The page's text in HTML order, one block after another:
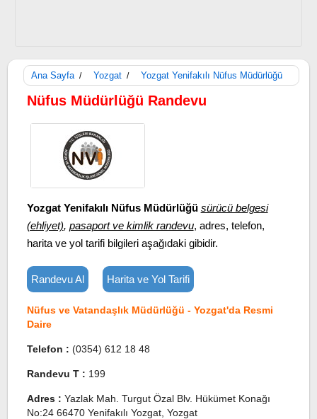
Ana Sayfa / Yozgat / Yozgat Yenifakılı Nüfus Müdürlüğü
Nüfus Müdürlüğü Randevu
Yozgat Yenifakılı Nüfus Müdürlüğü sürücü belgesi
(ehliyet), pasaport ve kimlik randevu, adres, telefon,
harita ve yol tarifi bilgileri aşağıdaki gibidir.
Randevu Al Harita ve Yol Tarifi
Nüfus ve Vatandaşlık Müdürlüğü - Yozgat'da Resmi
Daire
Telefon : (0354) 612 18 48
Randevu T : 199
Adres : Yazlak Mah. Turgut Özal Blv. Hükümet Konağı
No:24 66470 Yenifakılı Yozgat, Yozgat